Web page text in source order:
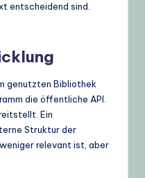
entscheidend sind.
genutzten Bibliothek
die öffentliche API.
Ein
Struktur der
relevant ist, aber